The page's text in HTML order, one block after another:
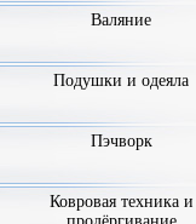
Валяние
Подушки и одеяла
Пэчворк
Ковровая техника и